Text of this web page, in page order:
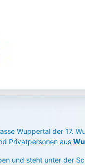
Wuppertal der 17.
Privatpersonen aus
und steht unter der